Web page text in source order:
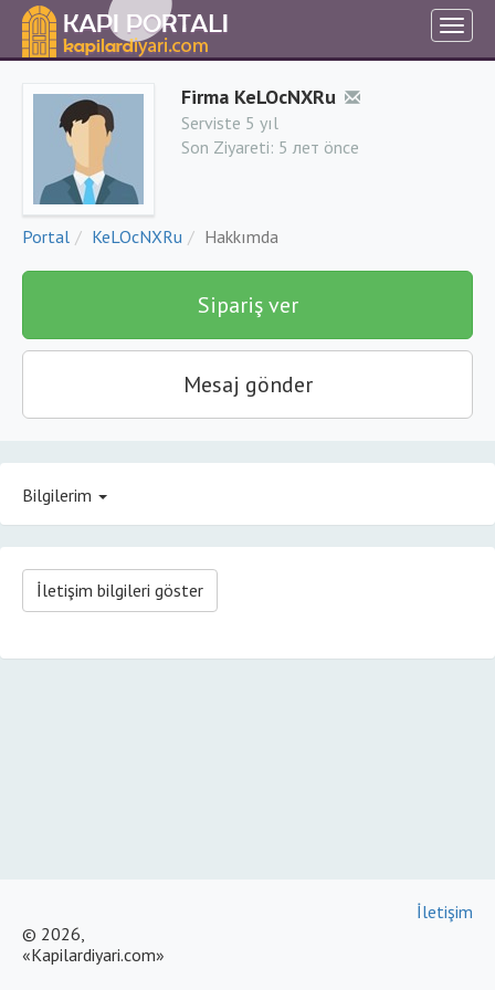
Firma KeLOcNXRu
Serviste 5 yıl
Son Ziyareti: 5 лет önce
Portal KeLOcNXRu Hakkımda
Sipariş ver
Mesaj gönder
Bilgilerim
İletişim bilgileri göster
© 2026,
«Kapilardiyari.com»
İletişim